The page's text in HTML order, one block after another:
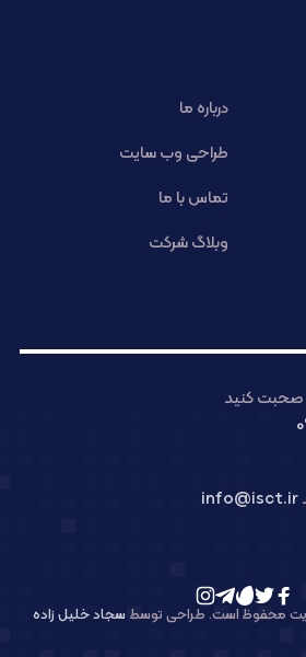
درباره ما
طراحی وب سایت
تماس با ما
وبلاگ شرکت
کنید
info@isct.ir
محفوظ است. طراحی توسط سجاد خلیل زاده